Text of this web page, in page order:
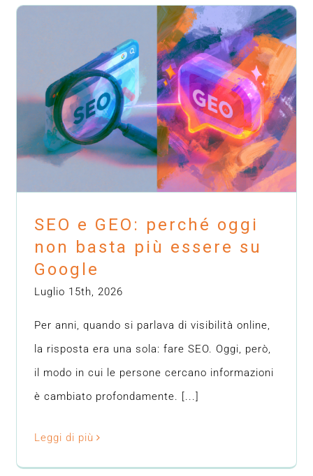
SEO e GEO: perché oggi non basta
più essere su Google
Blog Hops News
SEO e GEO: perché oggi
non basta più essere su
Google
Luglio 15th, 2026
Per anni, quando si parlava di visibilità online,
la risposta era una sola: fare SEO. Oggi, però,
il modo in cui le persone cercano informazioni
è cambiato profondamente. [...]
Leggi di più